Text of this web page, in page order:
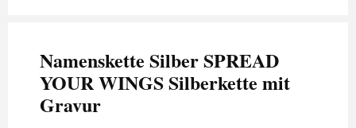
Namenskette Silber SPREAD
YOUR WINGS Silberkette mit
Gravur